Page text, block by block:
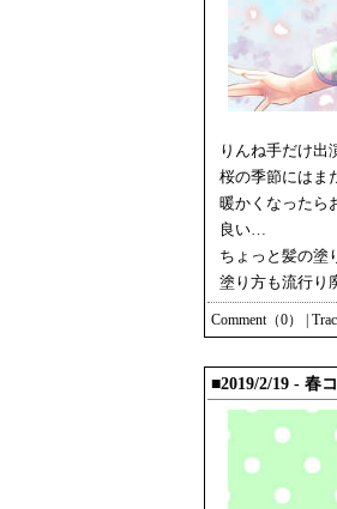
りんね手だけ出
桜の季節にはま
暖かくなったら
良い…
ちょっと髪の塗
塗り方も流行り
Comment（0）
■2019/2/19 - 春